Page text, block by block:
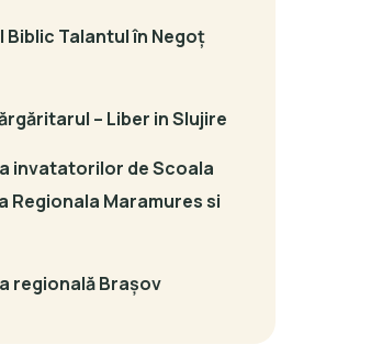
Biblic Talantul în Negoț
– Liber in Slujire
invatatorilor de Scoala
Regionala Maramures si
regională Brașov